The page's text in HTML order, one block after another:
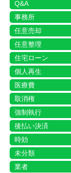
Q&A
事務所
任意売却
任意整理
住宅ローン
個人再生
医療費
取消権
強制執行
後払い決済
時効
未分類
業者